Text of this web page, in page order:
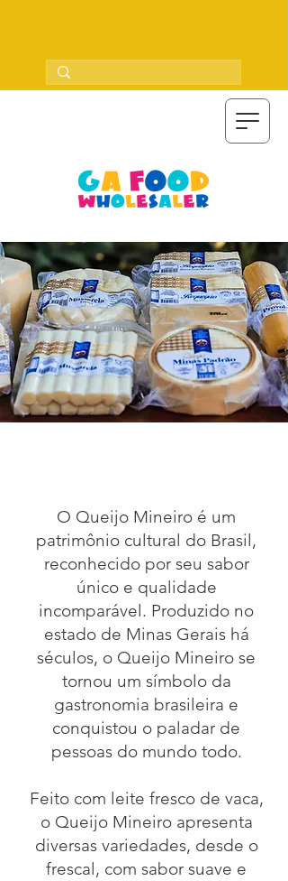
O Queijo Mineiro é um
patrimônio cultural do Brasil,
reconhecido por seu sabor
único e qualidade
incomparável. Produzido no
estado de Minas Gerais há
séculos, o Queijo Mineiro se
tornou um símbolo da
gastronomia brasileira e
conquistou o paladar de
pessoas do mundo todo.
Feito com leite fresco de vaca,
o Queijo Mineiro apresenta
diversas variedades, desde o
frescal, com sabor suave e